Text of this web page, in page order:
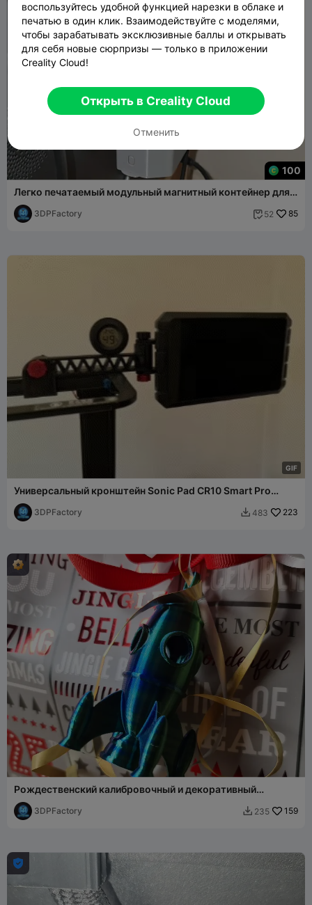
100
Легко печатаемый модульный магнитный контейнер для
отходов с желобом для K2 Plus
3DPFactory  52 85
GIF
Универсальный кронштейн Sonic Pad CR10 Smart Pro
Ender 3 V2 Pro S1
3DPFactory  483 223
Рождественский калибровочный и декоративный
подарок "Рокки-ракета Бенчи"
3DPFactory  235 159

воспользуйтесь удобной функцией нарезки в облаке и
печатью в один клик. Взаимодействуйте с моделями,
чтобы зарабатывать эксклюзивные баллы и открывать
для себя новые сюрпризы — только в приложении
Creality Cloud!
Открыть в Creality Cloud
Отменить